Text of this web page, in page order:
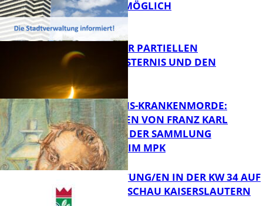
FB Kultur
WEITERHIN MÖGLICH
Bildung
VORTRAG ZUR PARTIELLEN
SONNENFINSTERNIS UND DEN
PERSEIDEN
OPFER DER NS-KRANKENMORDE:
ZEICHNUNGEN VON FRANZ KARL
BÜHLER AUS DER SAMMLUNG
PRINZHORN IM MPK
VERANSTALTUNG/EN IN DER KW 34 AUF
DER GARTENSCHAU KAISERSLAUTERN